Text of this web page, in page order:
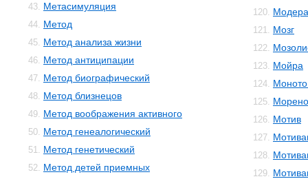
43. Метасимуляция
44. Метод
45. Метод анализа жизни
46. Метод антиципации
47. Метод биографический
48. Метод близнецов
49. Метод воображения активного
50. Метод генеалогический
51. Метод генетический
52. Метод детей приемных
120.
121. Мозг
122.
123. Мойра
124.
125.
126. Мотив
127.
128.
129.